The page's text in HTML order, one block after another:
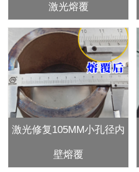
激光熔覆
激光修复105MM小孔径内
壁熔覆